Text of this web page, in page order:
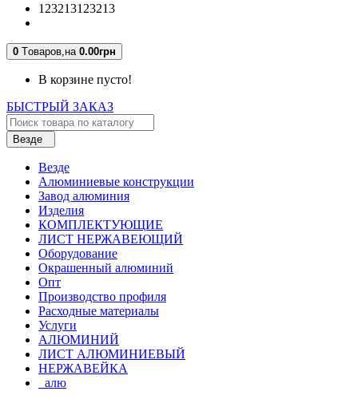
123213123213
0 Tоваров, на 0.00грн
В корзине пусто!
БЫСТРЫЙ ЗАКАЗ
Везде
Везде
Алюминиевые конструкции
Завод алюминия
Изделия
КОМПЛЕКТУЮЩИЕ
ЛИСТ НЕРЖАВЕЮЩИЙ
Оборудование
Окрашенный алюминий
Опт
Производство профиля
Расходные материалы
Услуги
АЛЮМИНИЙ
ЛИСТ АЛЮМИНИЕВЫЙ
НЕРЖАВЕЙКА
_алю